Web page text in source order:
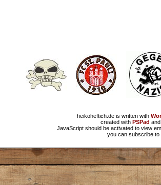
heikoheftich.de is written with
created with PSPad
JavaScript should be activated to view
you can subscribe